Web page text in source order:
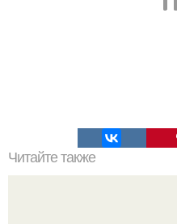
Читайте также